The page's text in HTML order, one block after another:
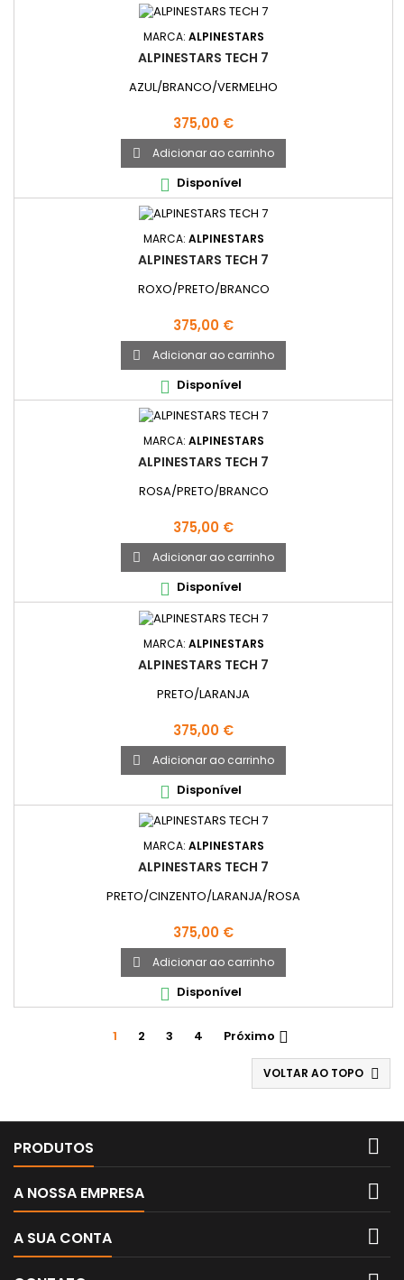
MARCA: ALPINESTARS
ALPINESTARS TECH 7
AZUL/BRANCO/VERMELHO
Preço
375,00 €
 Adicionar ao carrinho
 Disponível
MARCA: ALPINESTARS
ALPINESTARS TECH 7
ROXO/PRETO/BRANCO
Preço
375,00 €
 Adicionar ao carrinho
 Disponível
MARCA: ALPINESTARS
ALPINESTARS TECH 7
ROSA/PRETO/BRANCO
Preço
375,00 €
 Adicionar ao carrinho
 Disponível
MARCA: ALPINESTARS
ALPINESTARS TECH 7
PRETO/LARANJA
Preço
375,00 €
 Adicionar ao carrinho
 Disponível
MARCA: ALPINESTARS
ALPINESTARS TECH 7
PRETO/CINZENTO/LARANJA/ROSA
Preço
375,00 €
 Adicionar ao carrinho
 Disponível
1 2 3 4 Próximo 
VOLTAR AO TOPO 
PRODUTOS 
A NOSSA EMPRESA 
A SUA CONTA 